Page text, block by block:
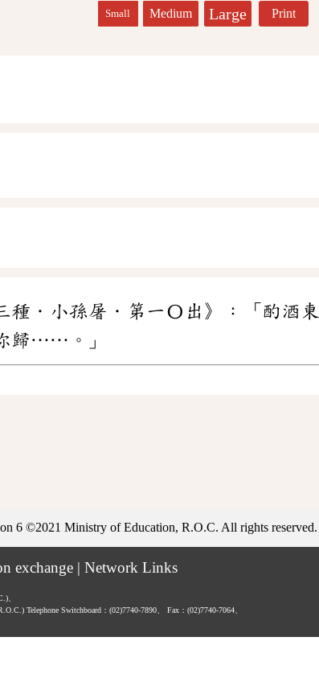
Small Medium Large Print
種．小孫屠．第一〇出》：「酌酒
歸……。」
6 ©2021 Ministry of Education, R.O.C. All rights reserved.
exchange | Network Links
、
Telephone Switchboard：(02)7740-7890、
Fax：(02)7740-7064、